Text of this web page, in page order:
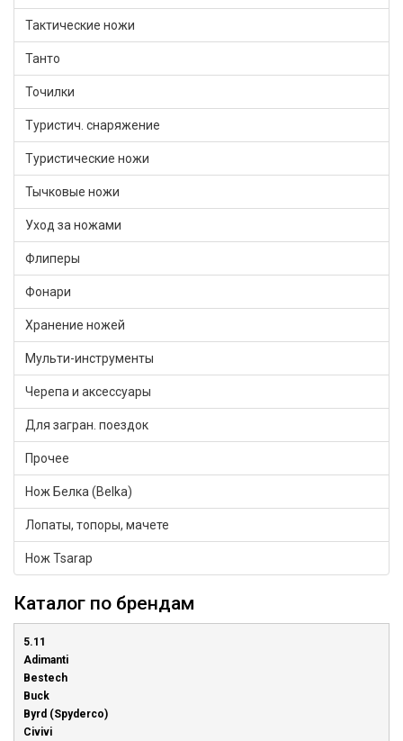
Тактические ножи
Танто
Точилки
Туристич. снаряжение
Туристические ножи
Тычковые ножи
Уход за ножами
Флиперы
Фонари
Хранение ножей
Мульти-инструменты
Черепа и аксессуары
Для загран. поездок
Прочее
Нож Белка (Belka)
Лопаты, топоры, мачете
Нож Tsarap
Каталог по брендам
5.11
Adimanti
Bestech
Buck
Byrd (Spyderco)
Civivi